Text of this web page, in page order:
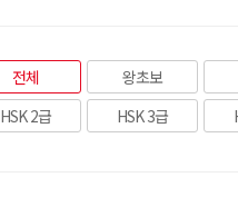
전체
왕초보
HSK 2급
HSK 3급